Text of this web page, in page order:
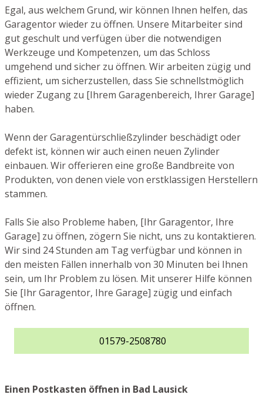
Egal, aus welchem Grund, wir können Ihnen helfen, das
Garagentor wieder zu öffnen. Unsere Mitarbeiter sind
gut geschult und verfügen über die notwendigen
Werkzeuge und Kompetenzen, um das Schloss
umgehend und sicher zu öffnen. Wir arbeiten zügig und
effizient, um sicherzustellen, dass Sie schnellstmöglich
wieder Zugang zu [Ihrem Garagenbereich, Ihrer Garage]
haben.
Wenn der Garagentürschließzylinder beschädigt oder
defekt ist, können wir auch einen neuen Zylinder
einbauen. Wir offerieren eine große Bandbreite von
Produkten, von denen viele von erstklassigen Herstellern
stammen.
Falls Sie also Probleme haben, [Ihr Garagentor, Ihre
Garage] zu öffnen, zögern Sie nicht, uns zu kontaktieren.
Wir sind 24 Stunden am Tag verfügbar und können in
den meisten Fällen innerhalb von 30 Minuten bei Ihnen
sein, um Ihr Problem zu lösen. Mit unserer Hilfe können
Sie [Ihr Garagentor, Ihre Garage] zügig und einfach
öffnen.
01579-2508780
Einen Postkasten öffnen in Bad Lausick